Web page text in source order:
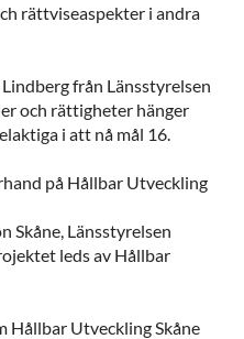
rättviseaspekter i andra
från Länsstyrelsen
och rättigheter hänger
i att nå mål 16.
på Hållbar Utveckling
Skåne, Länsstyrelsen
leds av Hållbar
Hållbar Utveckling Skåne